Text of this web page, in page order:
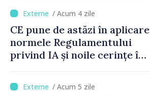
capacitate
/ Acum 4 zile
CE pune de astăzi în aplicare
normele Regulamentului
privind IA și noile cerințe în
/ Acum 5 zile